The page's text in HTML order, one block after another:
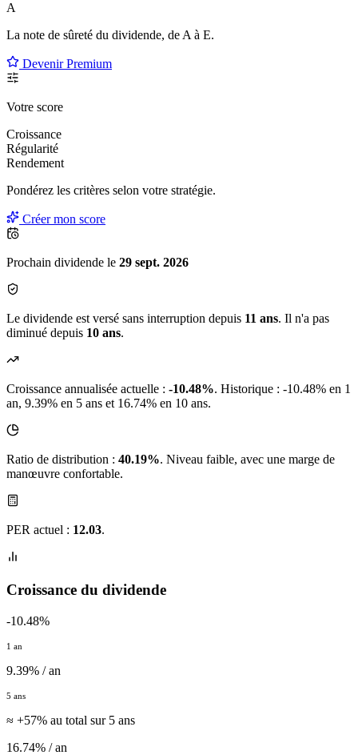
A
La note de sûreté du dividende, de A à E.
Devenir Premium
Votre score
Croissance
Régularité
Rendement
Pondérez les critères selon votre stratégie.
Créer mon score
Prochain dividende le 29 sept. 2026
Le dividende est versé sans interruption depuis 11 ans. Il n'a pas
diminué depuis 10 ans.
Croissance annualisée actuelle : -10.48%. Historique : -10.48% en 1
an, 9.39% en 5 ans et 16.74% en 10 ans.
Ratio de distribution : 40.19%. Niveau faible, avec une marge de
manœuvre confortable.
PER actuel : 12.03.
Croissance du dividende
-10.48%
1 an
9.39% / an
5 ans
≈ +57% au total sur 5 ans
16.74% / an